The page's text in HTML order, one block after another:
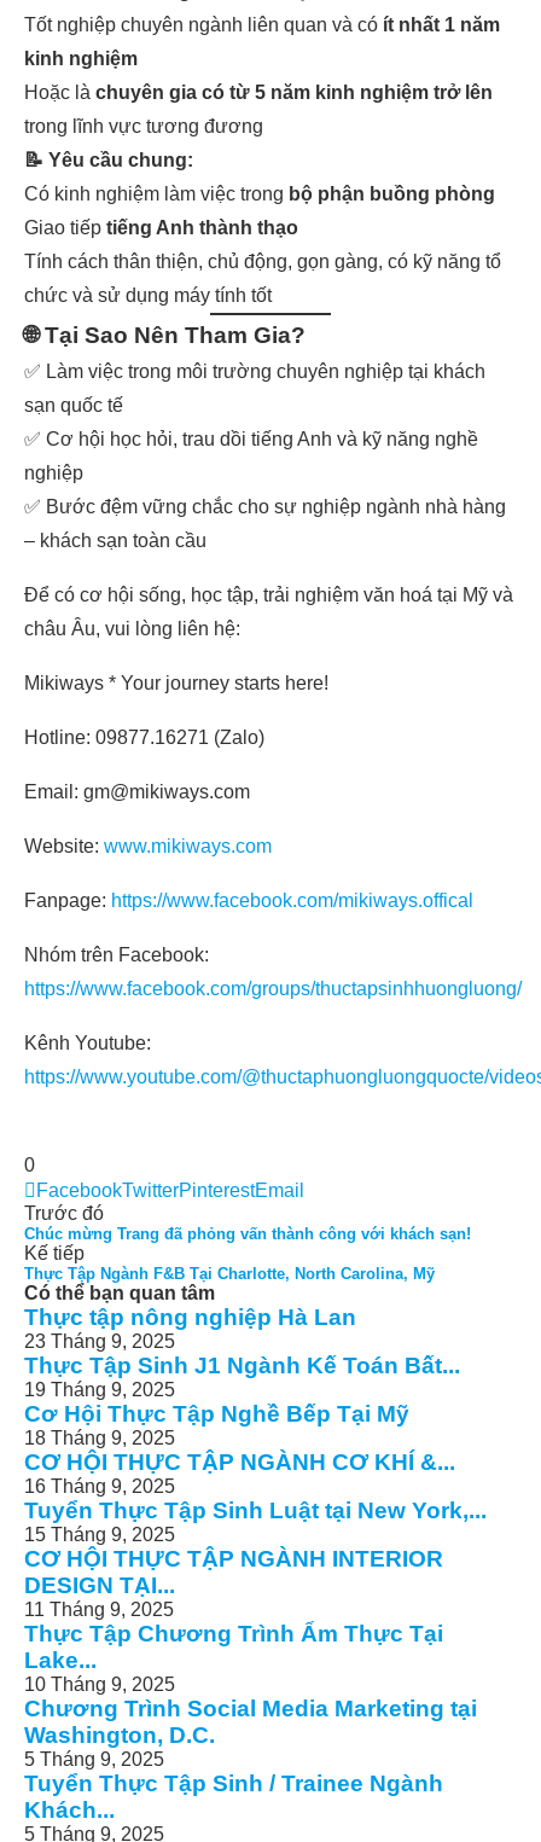
Tốt nghiệp chuyên ngành liên quan và có ít nhất 1 năm
kinh nghiệm
Hoặc là chuyên gia có từ 5 năm kinh nghiệm trở lên
trong lĩnh vực tương đương
📝 Yêu cầu chung:
Có kinh nghiệm làm việc trong bộ phận buồng phòng
Giao tiếp tiếng Anh thành thạo
Tính cách thân thiện, chủ động, gọn gàng, có kỹ năng tổ
chức và sử dụng máy tính tốt
🌐Tại Sao Nên Tham Gia?
✅ Làm việc trong môi trường chuyên nghiệp tại khách
sạn quốc tế
✅ Cơ hội học hỏi, trau dồi tiếng Anh và kỹ năng nghề
nghiệp
✅ Bước đệm vững chắc cho sự nghiệp ngành nhà hàng
– khách sạn toàn cầu
Để có cơ hội sống, học tập, trải nghiệm văn hoá tại Mỹ và
châu Âu, vui lòng liên hệ:
Mikiways * Your journey starts here!
Hotline: 09877.16271 (Zalo)
Email: gm@mikiways.com
Website: www.mikiways.com
Fanpage: https://www.facebook.com/mikiways.offical
Nhóm trên Facebook:
https://www.facebook.com/groups/thuctapsinhhuongluong/
Kênh Youtube:
https://www.youtube.com/@thuctaphuongluongquocte/
0
FacebookTwitterPinterestEmail
Trước đó
Chúc mừng Trang đã phỏng vấn thành công với khách sạn!
Kế tiếp
Thực Tập Ngành F&B Tại Charlotte, North Carolina, Mỹ
Có thể bạn quan tâm
Thực tập nông nghiệp Hà Lan
23 Tháng 9, 2025
Thực Tập Sinh J1 Ngành Kế Toán Bất...
19 Tháng 9, 2025
Cơ Hội Thực Tập Nghề Bếp Tại Mỹ
18 Tháng 9, 2025
CƠ HỘI THỰC TẬP NGÀNH CƠ KHÍ &...
16 Tháng 9, 2025
Tuyển Thực Tập Sinh Luật tại New York,...
15 Tháng 9, 2025
CƠ HỘI THỰC TẬP NGÀNH INTERIOR
DESIGN TẠI...
11 Tháng 9, 2025
Thực Tập Chương Trình Ẩm Thực Tại
Lake...
10 Tháng 9, 2025
Chương Trình Social Media Marketing tại
Washington, D.C.
5 Tháng 9, 2025
Tuyển Thực Tập Sinh / Trainee Ngành
Khách...
5 Tháng 9, 2025